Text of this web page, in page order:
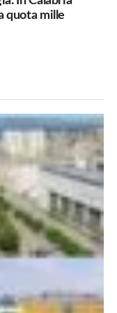
quota mille